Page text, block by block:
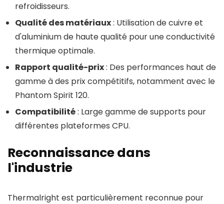
refroidisseurs.
Qualité des matériaux: Utilisation de cuivre et
d'aluminium de haute qualité pour une conductivité
thermique optimale.
Rapport qualité-prix: Des performances haut de
gamme à des prix compétitifs, notamment avec le
Phantom Spirit 120.
Compatibilité: Large gamme de supports pour
différentes plateformes CPU.
Reconnaissance dans
l'industrie
Thermalright est particulièrement reconnue pour